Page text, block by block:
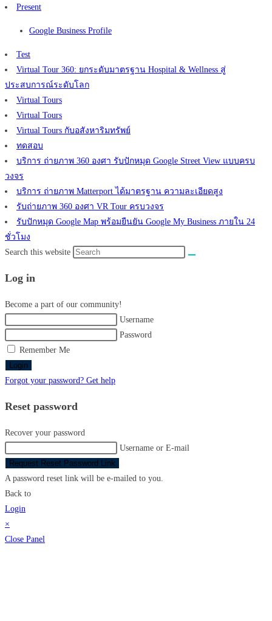
Present
Google Business Profile
Test
Virtual Tour 360: ยกระดับมาตรฐาน Hospital & Wellness สู่
ประสบการณ์ระดับโลก
Virtual Tours
Virtual Tours
Virtual Tours กับอสังหาริมทรัพย์
ทดสอบ
บริการ ถ่ายภาพ 360 องศา รับปักหมุด Google Street View แบบครบ
วงจร
บริการ ถ่ายภาพ Matterport ได้มาตรฐาน ความละเอียดสูง
รับถ่ายภาพ 360 องศา VR Tour ครบวงจร
รับปักหมุด Google Map พร้อมยืนยัน Google My Business ภายใน 24
ชั่วโมง
Search this website
Log in
Become a part of our community!
Username
Password
Remember Me
Login
Forgot your password? Get help
Reset password
Recover your password
Username or E-mail
Request Reset Password Link
A password reset link will be e-mailed to you.
Back to
Login
×
Close Panel